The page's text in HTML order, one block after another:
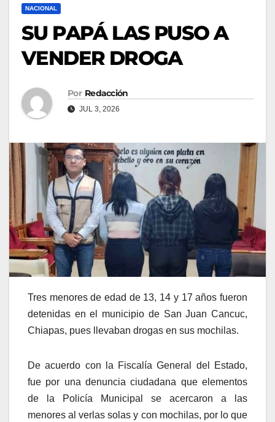
NACIONAL
SU PAPÁ LAS PUSO A
VENDER DROGA
Por Redacción
JUL 3, 2026
Tres menores de edad de 13, 14 y 17 años fueron
detenidas en el municipio de San Juan Cancuc,
Chiapas, pues llevaban drogas en sus mochilas.
De acuerdo con la Fiscalía General del Estado,
fue por una denuncia ciudadana que elementos
de la Policía Municipal se acercaron a las
menores al verlas solas y con mochilas, por lo que